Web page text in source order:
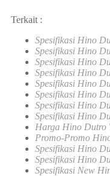
Terkait :
Spesifikasi Hino
Spesifikasi Hino
Spesifikasi Hino
Spesifikasi Hino
Spesifikasi Hino
Spesifikasi Hino
Spesifikasi Hino
Spesifikasi Hino
Harga Hino Dutro
Promo-Promo
Spesifikasi Hino
Spesifikasi Hino
Spesifikasi New